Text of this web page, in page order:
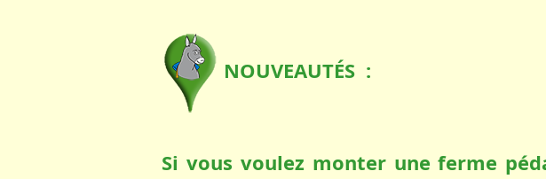
NOUVEAUTÉS :
Si vous voulez monter une ferme